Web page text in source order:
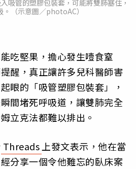
吸管的塑膠包裝套，可能將雙肺塞住，
。（示意圖／photoAC）
吃堅果，擔心發生噎食窒
醒，真正讓許多兒科醫師害
眼的「吸管塑膠包裝套」，
間堵死呼吸道，讓雙肺完全
立克法都難以排出。
Threads 上發文表示，他在當
分享一個令他難忘的臥床案